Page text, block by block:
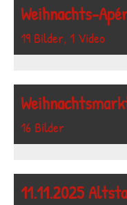
Weihnachts-
19 Bilder, 1 Video
16 Bilder
11.11.2025